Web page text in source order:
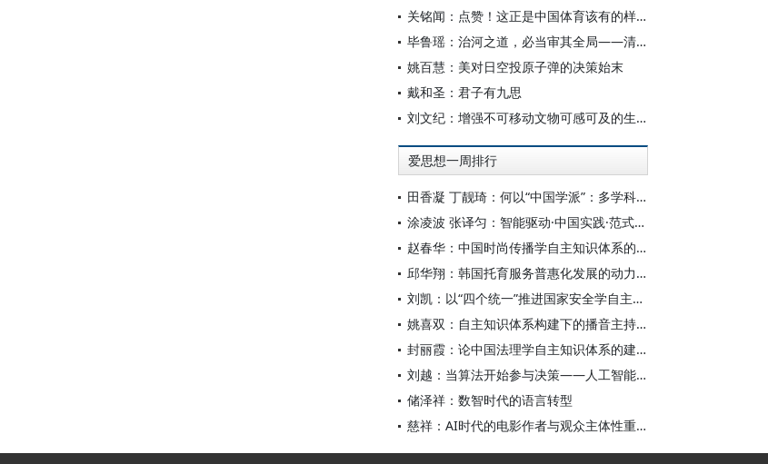
关铭闻：点赞！这正是中国体育该有的样子
毕鲁瑶：治河之道，必当审其全局——清代靳辅的治水理念与实践
姚百慧：美对日空投原子弹的决策始末
戴和圣：君子有九思
刘文纪：增强不可移动文物可感可及的生命力
爱思想一周排行
田香凝 丁靓琦：何以“中国学派”：多学科视野下中国特色新闻传播学建设的研究
涂凌波 张译匀：智能驱动·中国实践·范式创新：“构建中国新闻传播学自主知识体系”专题研讨会综述
赵春华：中国时尚传播学自主知识体系的内在逻辑与实践路径
邱华翔：韩国托育服务普惠化发展的动力机制、制度路径与政策效应
刘凯：以“四个统一”推进国家安全学自主知识体系构建
姚喜双：自主知识体系构建下的播音主持高等专业教育研究
封丽霞：论中国法理学自主知识体系的建构
刘越：当算法开始参与决策——人工智能重塑全球治理的底层逻辑
储泽祥：数智时代的语言转型
慈祥：AI时代的电影作者与观众主体性重构